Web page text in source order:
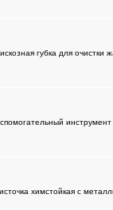
губка для очистки
химстойкая с